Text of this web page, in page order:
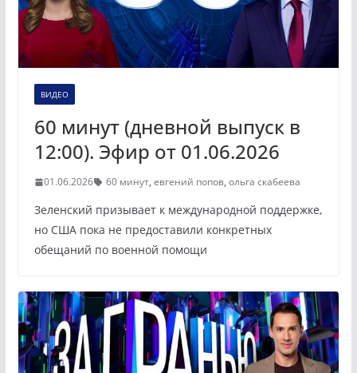
ВИДЕО
60 минут (дневной выпуск в
12:00). Эфир от 01.06.2026
01.06.2026 60 минут, евгений попов, ольга скабеева
Зеленский призывает к международной поддержке,
но США пока не предоставили конкретных
обещаний по военной помощи